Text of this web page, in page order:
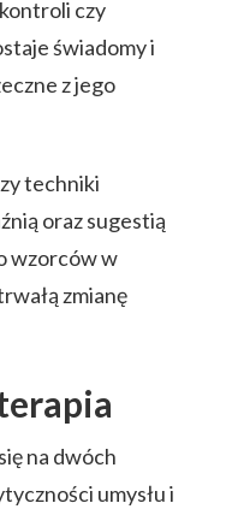
czy
świadomy i
z jego
techniki
oraz sugestią
wzorców w
zmianę
na dwóch
umysłu i